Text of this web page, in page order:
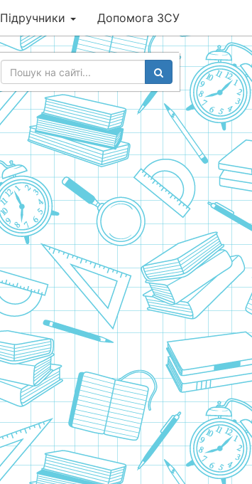
Підручники Допомога ЗСУ